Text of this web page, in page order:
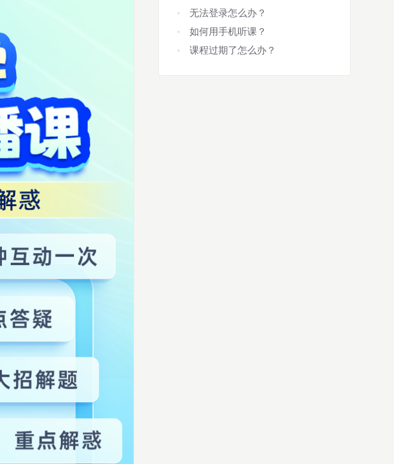
无法登录怎么办？
如何用手机听课？
课程过期了怎么办？